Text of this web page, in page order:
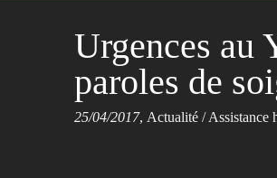
Urgences au
paroles de
25/04/2017, Actualité /Assistance